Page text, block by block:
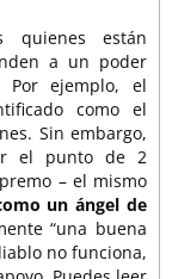
quienes están
a un poder
Por ejemplo, el
como el
Sin embargo,
el punto de 2
– el mismo
un ángel de
“una buena
no funciona,